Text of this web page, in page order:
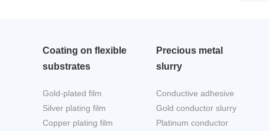
Coating on flexible
substrates
Gold-plated film
Silver plating film
Copper plating film
Precious metal
slurry
Conductive adhesive
Gold conductor slurry
Platinum conductor